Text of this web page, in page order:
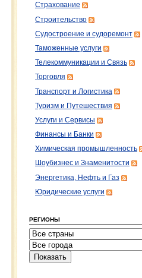
Страхование
Строительство
Судостроение и судоремонт
Таможенные услуги
Телекоммуникации и Связь
Торговля
Транспорт и Логистика
Туризм и Путешествия
Услуги и Сервисы
Финансы и Банки
Химическая промышленность
Шоубизнес и Знаменитости
Энергетика, Нефть и Газ
Юридические услуги
РЕГИОНЫ